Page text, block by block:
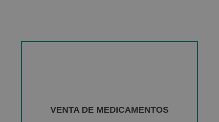
VENTA DE MEDICAMENTOS